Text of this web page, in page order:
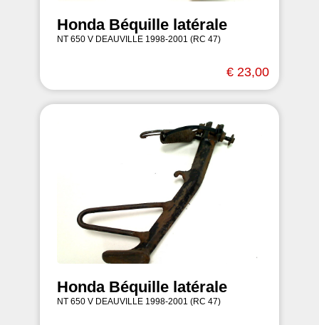
Honda Béquille latérale
NT 650 V DEAUVILLE 1998-2001 (RC 47)
€ 23,00
Honda Béquille latérale
NT 650 V DEAUVILLE 1998-2001 (RC 47)